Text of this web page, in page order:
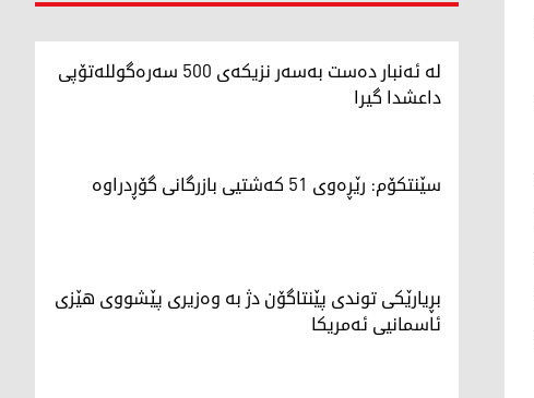
لە ئەنبار دەست بەسەر نزیکەی 500 سەرەگوللەتۆپی
داعشدا گیرا
سێنتکۆم: رێڕەوی 51 کەشتیی بازرگانی گۆڕدراوە
بڕیارێکی توندی پێنتاگۆن دژ بە وەزیری پێشووی هێزی
ئاسمانیی ئەمریکا